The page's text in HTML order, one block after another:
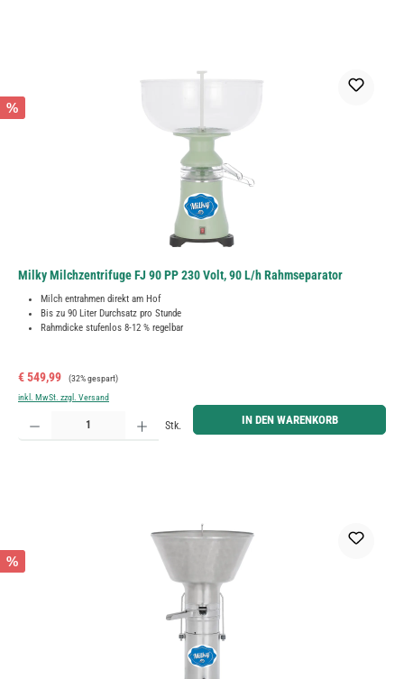
%
Milky Milchzentrifuge FJ 90 PP 230 Volt, 90 L/h Rahmseparator
Milch entrahmen direkt am Hof
Bis zu 90 Liter Durchsatz pro Stunde
Rahmdicke stufenlos 8-12 % regelbar
Verkaufspreis:
€ 549,99 Regulärer Preis:
(32% gespart)
inkl. MwSt. zzgl. Versand
Produkt Anzahl: Gib den gewünschten Wert ein oder benutze die Schaltflächen um die Anzahl zu
Stk. IN DEN WARENKORB
%